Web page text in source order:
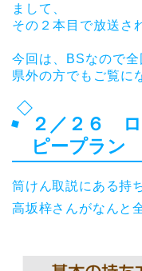
まして、
その２本目で放送さ
今回は、BSなので
県外の方でもご覧に
２／２６
ピープラン
筒けん取説にある持
高坂梓さんがなんと